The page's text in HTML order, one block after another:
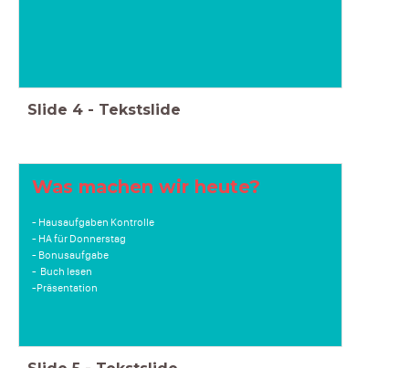
Slide 4 - Tekstslide
Was machen wir heute?
- Hausaufgaben Kontrolle
- HA für Donnerstag
- Bonusaufgabe
- Buch lesen
-Präsentation